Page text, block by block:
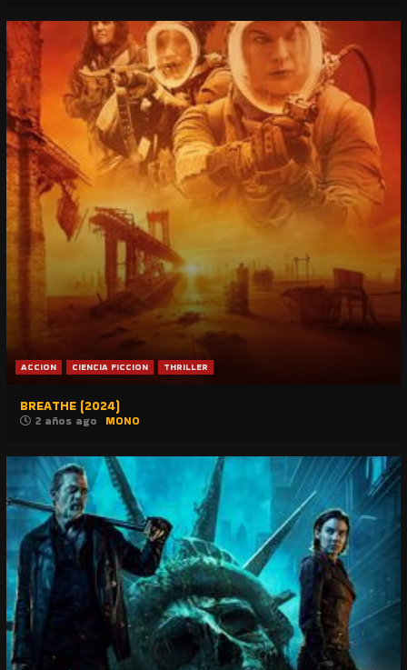
ACCION CIENCIA FICCION THRILLER
BREATHE (2024)
2 años ago MONO